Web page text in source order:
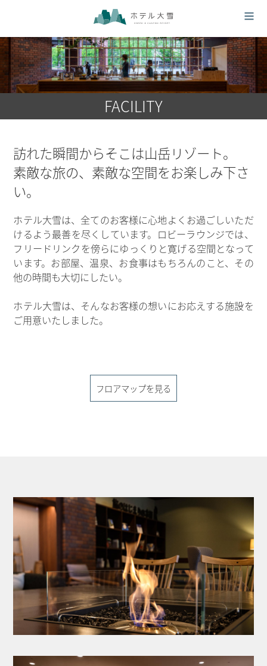
FACILITY
訪れた瞬間からそこは山岳リゾート。
素敵な旅の、素敵な空間をお楽しみ下さ
い。
ホテル大雪は、全てのお客様に心地よくお過ごしいただ
けるよう最善を尽くしています。ロビーラウンジでは、
フリードリンクを傍らにゆっくりと寛げる空間となって
います。お部屋、温泉、お食事はもちろんのこと、その
他の時間も大切にしたい。
ホテル大雪は、そんなお客様の想いにお応えする施設を
ご用意いたしました。
フロアマップを見る